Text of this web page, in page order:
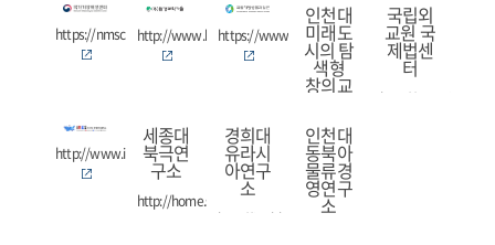
https://nmsc.kma.go.krhttp://www.kesti.co.krhttps://www.mabik.re.kr
인천대
미래도
시의 탐
색형
창의교
단
https://www.facebook.com/
국립외
교원 국
제법센
터
http://
http://www.ires.co.kr
세종대
북극연
구소
http://home.sejong.ac.kr/~arctic/
경희대
유라시
아연구
소
http://iga.khu.ac.kr/neoiga/
인천대
동북아
물류경
영연구
소